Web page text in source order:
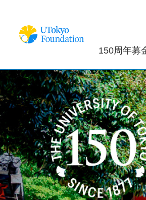
150周年募